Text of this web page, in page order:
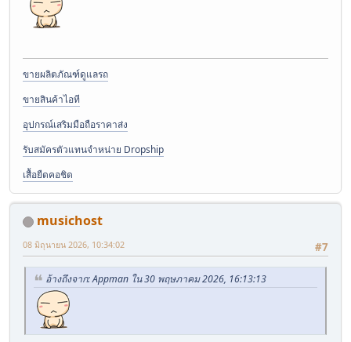
ขายผลิตภัณฑ์ดูแลรถ
ขายสินค้าไอที
อุปกรณ์เสริมมือถือราคาส่ง
รับสมัครตัวแทนจำหน่าย Dropship
เสื้อยืดคอชิด
musichost
#7
08 มิถุนายน 2026, 10:34:02
อ้างถึงจาก: Appman ใน 30 พฤษภาคม 2026, 16:13:13